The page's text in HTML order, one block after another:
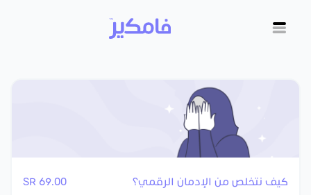
كيف نتخلص من الإدمان الرقمي؟ 69.00 SR